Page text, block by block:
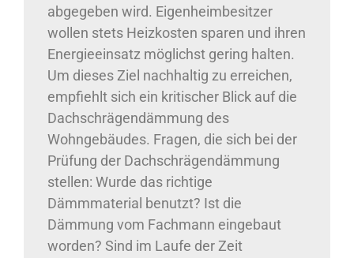
abgegeben wird. Eigenheimbesitzer
wollen stets Heizkosten sparen und ihren
Energieeinsatz möglichst gering halten.
Um dieses Ziel nachhaltig zu erreichen,
empfiehlt sich ein kritischer Blick auf die
Dachschrägendämmung des
Wohngebäudes. Fragen, die sich bei der
Prüfung der Dachschrägendämmung
stellen: Wurde das richtige
Dämmmaterial benutzt? Ist die
Dämmung vom Fachmann eingebaut
worden? Sind im Laufe der Zeit